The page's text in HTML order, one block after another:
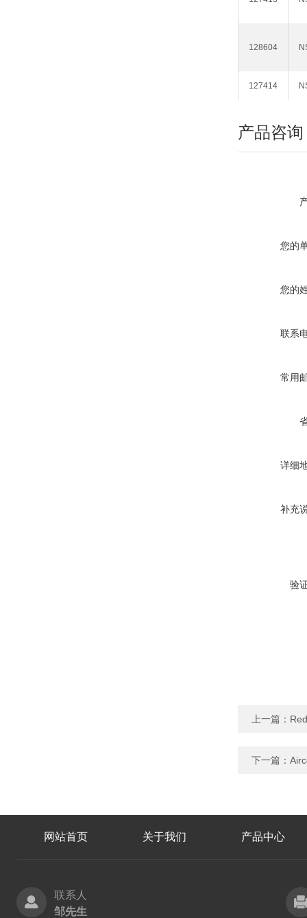
128604
127414
产品咨询
您的
您的
联系
常用
详细
补充
验
上一篇：
下一篇：
网站首页 关于我们 产品中心
联系人
邹先生